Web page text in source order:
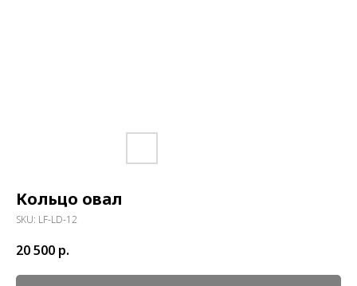
Кольцо овал
SKU: LF-LD-12
20 500 р.